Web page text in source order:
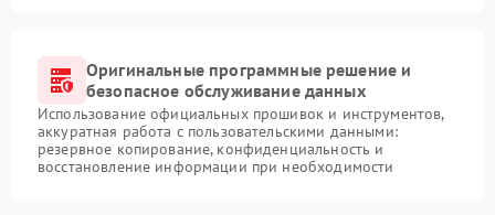
Оригинальные программные решение и
безопасное обслуживание данных
Использование официальных прошивок и инструментов,
аккуратная работа с пользовательскими данными:
резервное копирование, конфиденциальность и
восстановление информации при необходимости